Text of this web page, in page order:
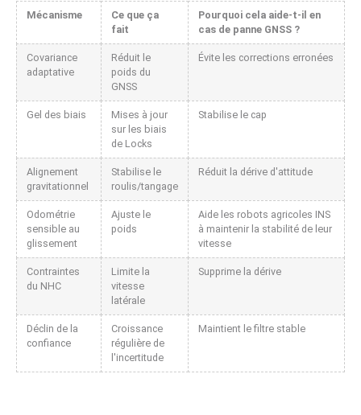
Mécanisme
Ce que ça
fait
Pourquoi cela aide-t-il en
cas de panne GNSS ?
Covariance
adaptative
Réduit le
poids du
GNSS
Évite les corrections erronées
Gel des biais
Mises à jour
sur les biais
de Locks
Stabilise le cap
Alignement
gravitationnel
Stabilise le
roulis/tangage
Réduit la dérive d'attitude
Odométrie
sensible au
glissement
Ajuste le
poids
Aide les robots agricoles INS
à maintenir la stabilité de leur
vitesse
Contraintes
du NHC
Limite la
vitesse
latérale
Supprime la dérive
Déclin de la
confiance
Croissance
régulière de
l'incertitude
Maintient le filtre stable